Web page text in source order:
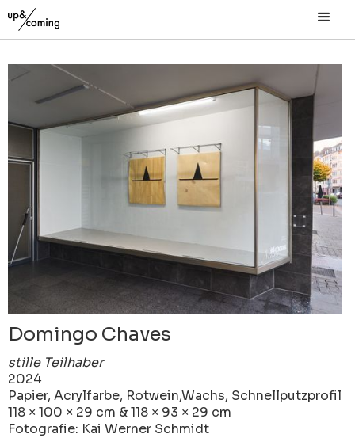
Domingo Chaves
stille Teilhaber
2024
Papier, Acrylfarbe, Rotwein,Wachs, Schnellputzprofil
118 × 100 × 29 cm & 118 × 93 × 29 cm
Fotografie: Kai Werner Schmidt